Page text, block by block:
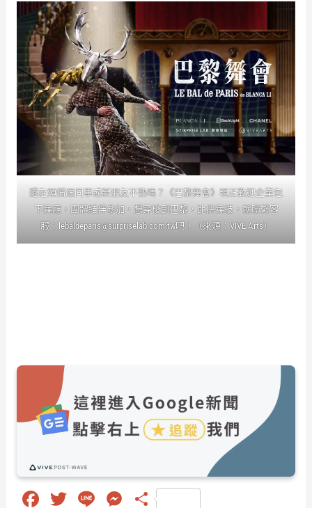
還在煩惱跟同事或新朋友不熟嗎？《巴黎舞會》現正歡迎企業包
下舞廳，團體結伴參加，想穿梭到巴黎，比拼舞技，就聯繫客
服：lebaldeparis@surpriselab.com.tw吧！（來源：VIVE Arts）
Fa
T
Li
M 分